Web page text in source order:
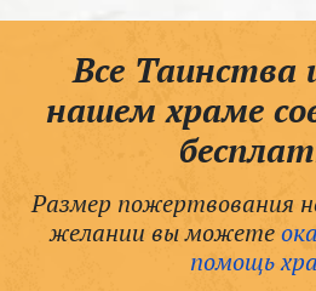
Все Таинства
нашем храме
Размер пожертвования
желании вы можете
помощь